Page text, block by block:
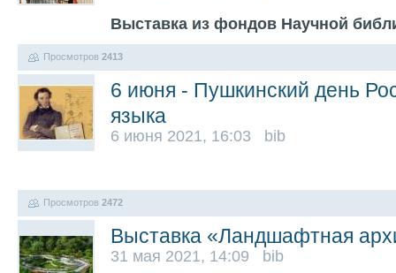
Выставка из фондов Научной
Просмотров 2413
6 июня - Пушкинский день
языка
6 июня 2021, 16:03 bib
Просмотров 2472
Выставка «Ландшафтная
31 мая 2021, 14:09 bib